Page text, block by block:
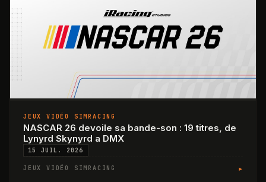
JEUX VIDÉO SIMRACING
NASCAR 26 devoile sa bande-son : 19 titres, de
Lynyrd Skynyrd a DMX
15 JUIL. 2026
JEUX VIDÉO SIMRACING ▸